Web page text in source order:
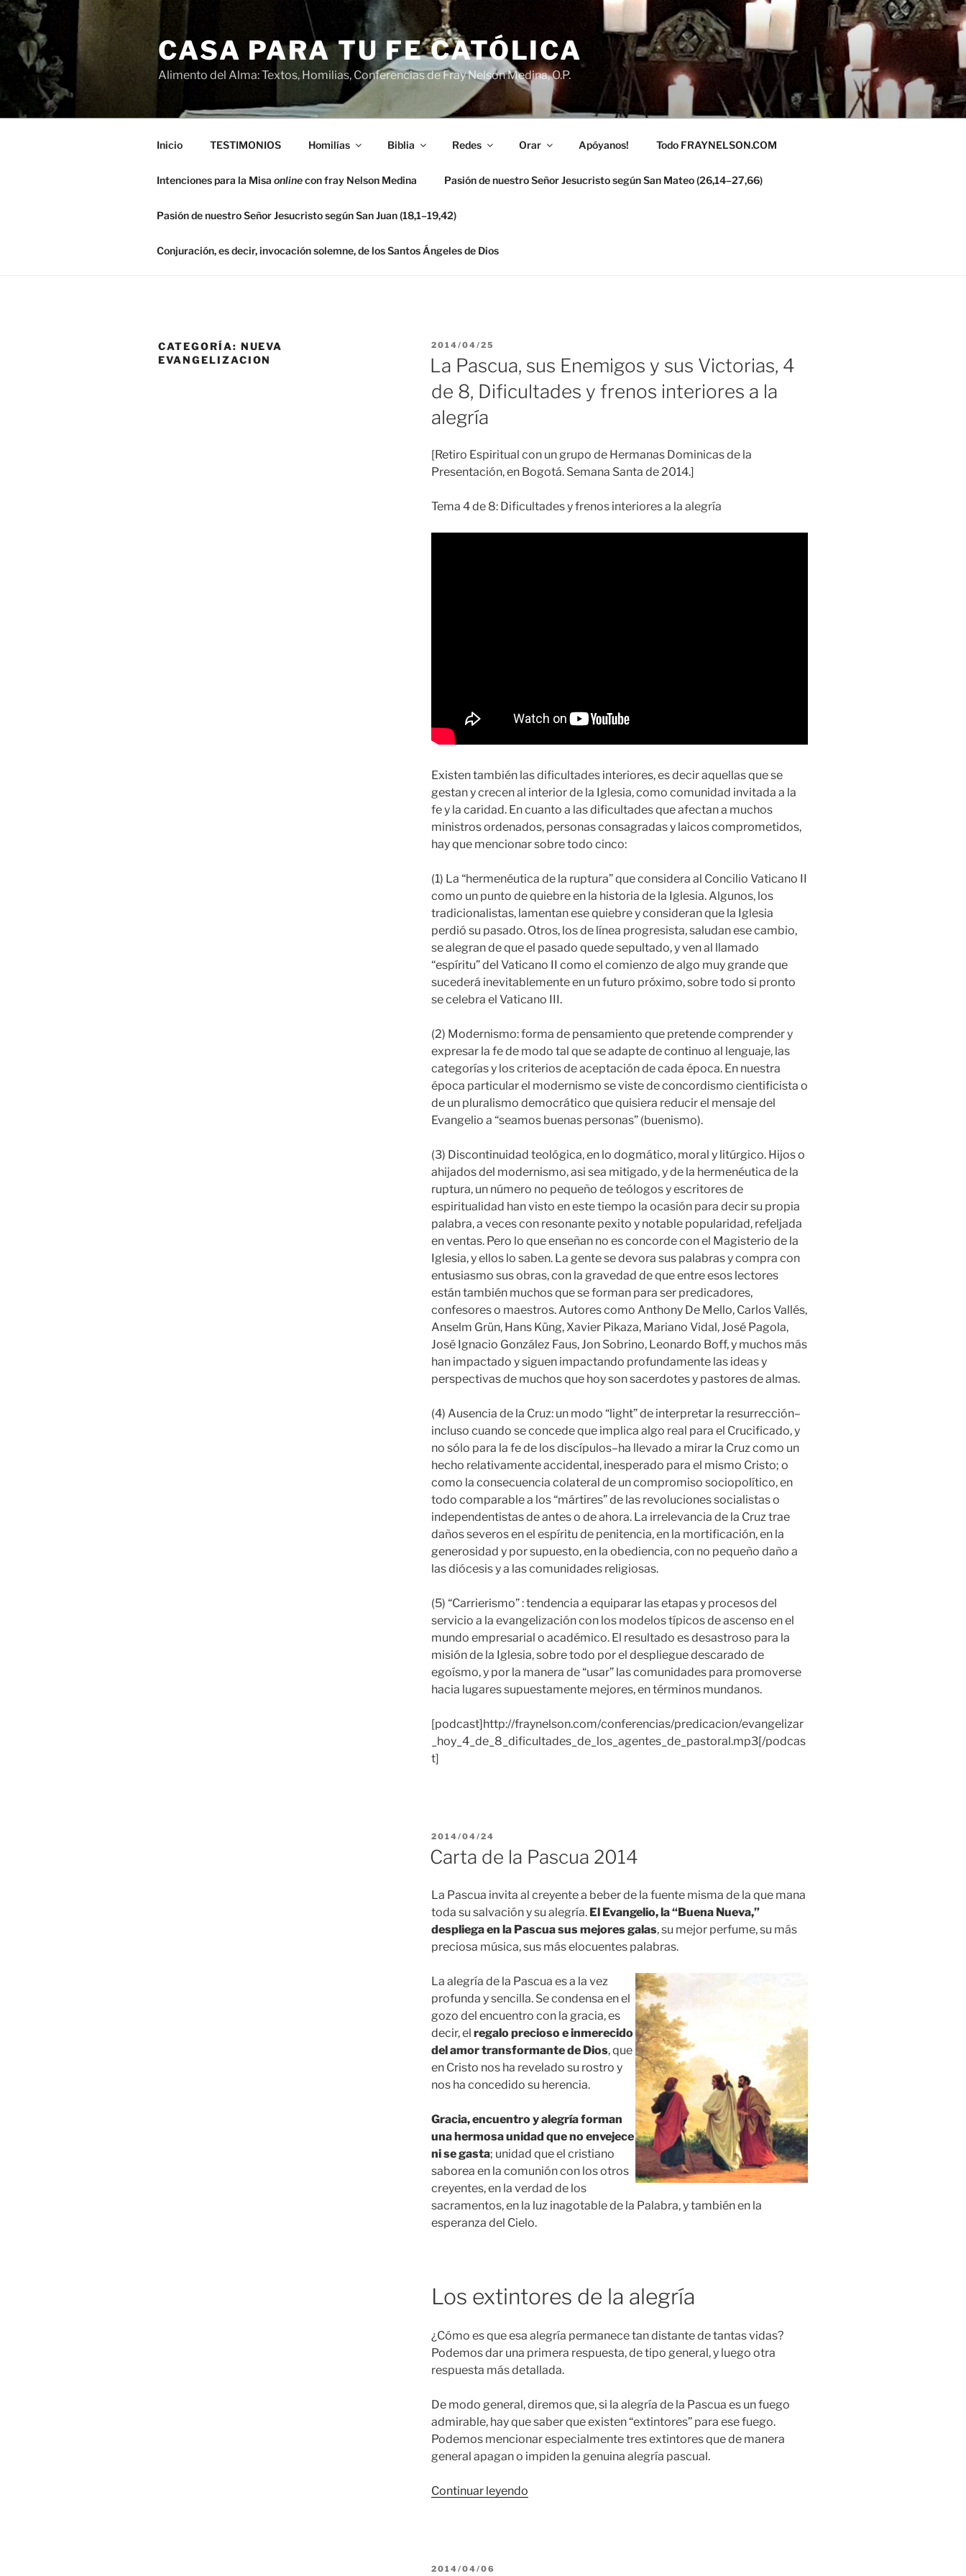
Saltar
contenido
CASA PARA TU FE CATÓLICA
Alimento del Alma: Textos, Homilias, Conferencias de Fray Nelson Medina, O.P.
Inicio TESTIMONIOS Homilías Biblia Redes Orar Apóyanos! Todo FRAYNELSON.COM
Intenciones para la Misa onlinecon fray Nelson Medina Pasión de nuestro Señor Jesucristo según San Mateo (26,14–27,66)
Pasión de nuestro Señor Jesucristo según San Juan (18,1–19,42)
Conjuración, es decir, invocación solemne, de los Santos Ángeles de Dios
CATEGORÍA: NUEVA
EVANGELIZACION
PUBLICADO
EL
2014/04/25
La Pascua, sus Enemigos y sus Victorias, 4
de 8, Dificultades y frenos interiores a la
alegría
[Retiro Espiritual con un grupo de Hermanas Dominicas de la
Presentación, en Bogotá. Semana Santa de 2014.]
Tema 4 de 8: Dificultades y frenos interiores a la alegría
Existen también las dificultades interiores, es decir aquellas que se
gestan y crecen al interior de la Iglesia, como comunidad invitada a la
fe y la caridad. En cuanto a las dificultades que afectan a muchos
ministros ordenados, personas consagradas y laicos comprometidos,
hay que mencionar sobre todo cinco:
(1) La “hermenéutica de la ruptura” que considera al Concilio Vaticano II
como un punto de quiebre en la historia de la Iglesia. Algunos, los
tradicionalistas, lamentan ese quiebre y consideran que la Iglesia
perdió su pasado. Otros, los de línea progresista, saludan ese cambio,
se alegran de que el pasado quede sepultado, y ven al llamado
“espíritu” del Vaticano II como el comienzo de algo muy grande que
sucederá inevitablemente en un futuro próximo, sobre todo si pronto
se celebra el Vaticano III.
(2) Modernismo: forma de pensamiento que pretende comprender y
expresar la fe de modo tal que se adapte de continuo al lenguaje, las
categorías y los criterios de aceptación de cada época. En nuestra
época particular el modernismo se viste de concordismo cientificista o
de un pluralismo democrático que quisiera reducir el mensaje del
Evangelio a “seamos buenas personas” (buenismo).
(3) Discontinuidad teológica, en lo dogmático, moral y litúrgico. Hijos o
ahijados del modernismo, asi sea mitigado, y de la hermenéutica de la
ruptura, un número no pequeño de teólogos y escritores de
espiritualidad han visto en este tiempo la ocasión para decir su propia
palabra, a veces con resonante pexito y notable popularidad, refeljada
en ventas. Pero lo que enseñan no es concorde con el Magisterio de la
Iglesia, y ellos lo saben. La gente se devora sus palabras y compra con
entusiasmo sus obras, con la gravedad de que entre esos lectores
están también muchos que se forman para ser predicadores,
confesores o maestros. Autores como Anthony De Mello, Carlos Vallés,
Anselm Grün, Hans Küng, Xavier Pikaza, Mariano Vidal, José Pagola,
José Ignacio González Faus, Jon Sobrino, Leonardo Boff, y muchos más
han impactado y siguen impactando profundamente las ideas y
perspectivas de muchos que hoy son sacerdotes y pastores de almas.
(4) Ausencia de la Cruz: un modo “light” de interpretar la resurrección–
incluso cuando se concede que implica algo real para el Crucificado, y
no sólo para la fe de los discípulos–ha llevado a mirar la Cruz como un
hecho relativamente accidental, inesperado para el mismo Cristo; o
como la consecuencia colateral de un compromiso sociopolítico, en
todo comparable a los “mártires” de las revoluciones socialistas o
independentistas de antes o de ahora. La irrelevancia de la Cruz trae
daños severos en el espíritu de penitencia, en la mortificación, en la
generosidad y por supuesto, en la obediencia, con no pequeño daño a
las diócesis y a las comunidades religiosas.
(5) “Carrierismo” : tendencia a equiparar las etapas y procesos del
servicio a la evangelización con los modelos típicos de ascenso en el
mundo empresarial o académico. El resultado es desastroso para la
misión de la Iglesia, sobre todo por el despliegue descarado de
egoísmo, y por la manera de “usar” las comunidades para promoverse
hacia lugares supuestamente mejores, en términos mundanos.
[podcast]http://fraynelson.com/conferencias/predicacion/evangelizar
_hoy_4_de_8_dificultades_de_los_agentes_de_pastoral.mp3[/podcas
t]
PUBLICADO
EL
2014/04/24
Carta de la Pascua 2014
La Pascua invita al creyente a beber de la fuente misma de la que mana
toda su salvación y su alegría. El Evangelio, la “Buena Nueva,”
despliega en la Pascua sus mejores galas, su mejor perfume, su más
preciosa música, sus más elocuentes palabras.
La alegría de la Pascua es a la vez
profunda y sencilla. Se condensa en el
gozo del encuentro con la gracia, es
decir, el regalo precioso e inmerecido
del amor transformante de Dios, que
en Cristo nos ha revelado su rostro y
nos ha concedido su herencia.
Gracia, encuentro y alegría forman
una hermosa unidad que no envejece
ni se gasta; unidad que el cristiano
saborea en la comunión con los otros
creyentes, en la verdad de los
sacramentos, en la luz inagotable de la Palabra, y también en la
esperanza del Cielo.
Los extintores de la alegría
¿Cómo es que esa alegría permanece tan distante de tantas vidas?
Podemos dar una primera respuesta, de tipo general, y luego otra
respuesta más detallada.
De modo general, diremos que, si la alegría de la Pascua es un fuego
admirable, hay que saber que existen “extintores” para ese fuego.
Podemos mencionar especialmente tres extintores que de manera
general apagan o impiden la genuina alegría pascual.
Continuar leyendo“Carta
PUBLICADO
2014/04/06